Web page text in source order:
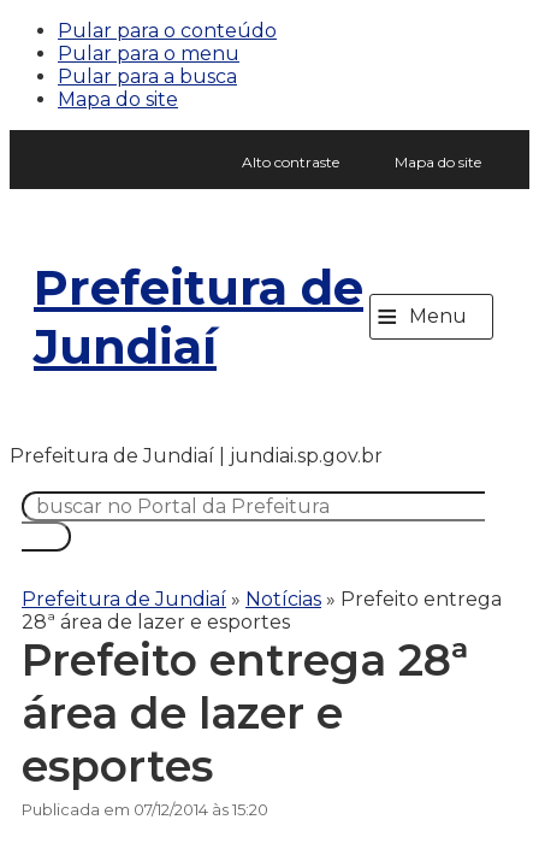
Pular para o conteúdo
Pular para o menu
Pular para a busca
Mapa do site
Alto contraste Mapa do site
Prefeitura de
Jundiaí
≡ Menu
Prefeitura de Jundiaí | jundiai.sp.gov.br
Prefeitura de Jundiaí » Notícias » Prefeito entrega
28ª área de lazer e esportes
Prefeito entrega 28ª
área de lazer e
esportes
Publicada em 07/12/2014 às 15:20